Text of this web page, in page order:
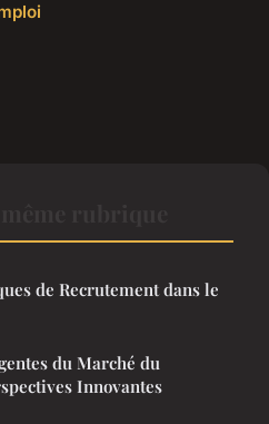
de Recrutement dans le
du Marché du
Innovantes